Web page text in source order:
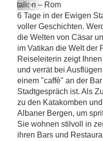
Previous
6 Tage in der Ewigen
voller Geschichten.
die Welten von Cäsar
im Vatikan die Welt der
Reiseleiterin zeigt
und verrät bei
einem "caffè" an der
Stadtgespräch ist. Als
zu den Katakomben
Albaner Bergen, um
Sie wohnen stilvoll in
ihren Bars und